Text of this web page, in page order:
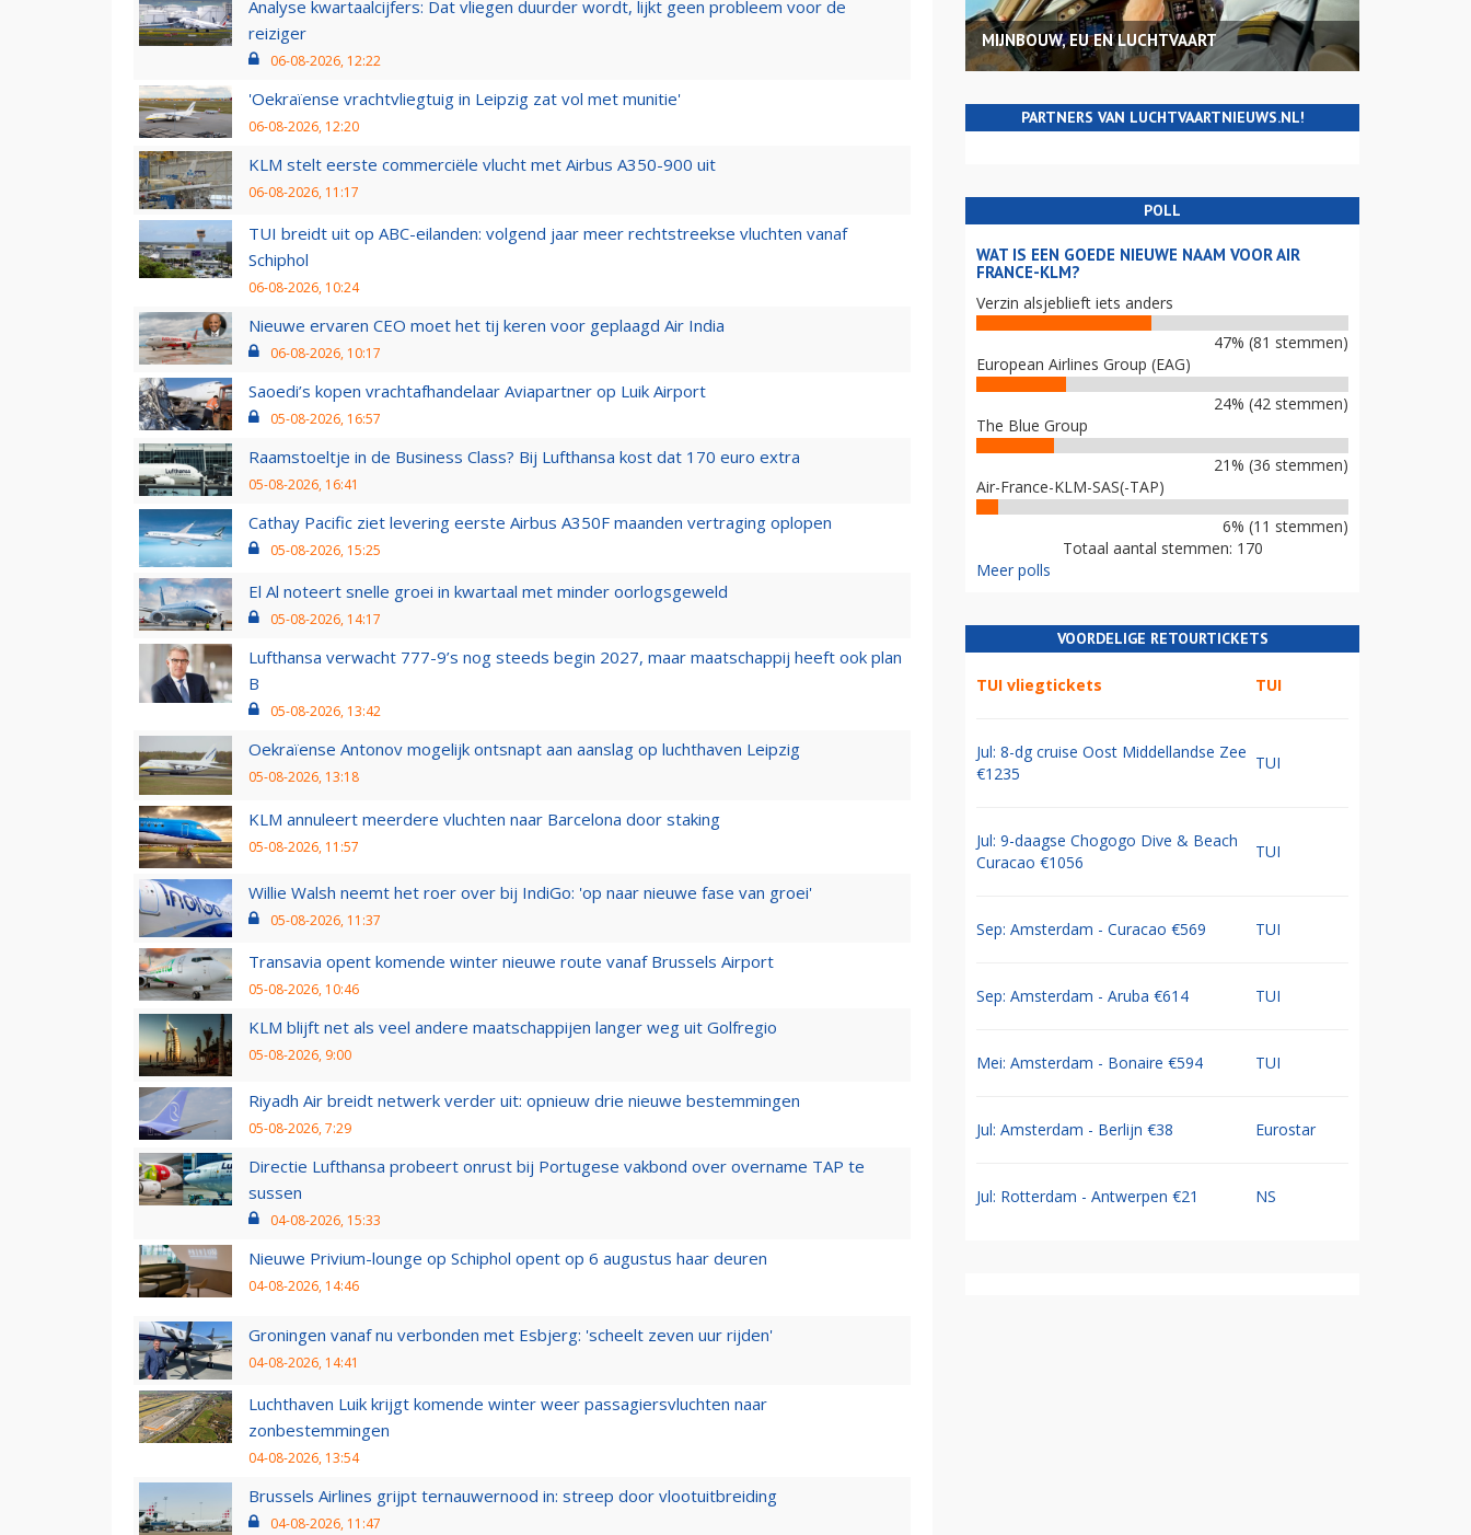
Analyse kwartaalcijfers: Dat vliegen duurder wordt, lijkt geen probleem voor de
reiziger
06-08-2026, 12:22
'Oekraïense vrachtvliegtuig in Leipzig zat vol met munitie'
06-08-2026, 12:20
KLM stelt eerste commerciële vlucht met Airbus A350-900 uit
06-08-2026, 11:17
TUI breidt uit op ABC-eilanden: volgend jaar meer rechtstreekse vluchten vanaf
Schiphol
06-08-2026, 10:24
Nieuwe ervaren CEO moet het tij keren voor geplaagd Air India
06-08-2026, 10:17
Saoedi’s kopen vrachtafhandelaar Aviapartner op Luik Airport
05-08-2026, 16:57
Raamstoeltje in de Business Class? Bij Lufthansa kost dat 170 euro extra
05-08-2026, 16:41
Cathay Pacific ziet levering eerste Airbus A350F maanden vertraging oplopen
05-08-2026, 15:25
El Al noteert snelle groei in kwartaal met minder oorlogsgeweld
05-08-2026, 14:17
Lufthansa verwacht 777-9’s nog steeds begin 2027, maar maatschappij heeft ook plan
B
05-08-2026, 13:42
Oekraïense Antonov mogelijk ontsnapt aan aanslag op luchthaven Leipzig
05-08-2026, 13:18
KLM annuleert meerdere vluchten naar Barcelona door staking
05-08-2026, 11:57
Willie Walsh neemt het roer over bij IndiGo: 'op naar nieuwe fase van groei'
05-08-2026, 11:37
Transavia opent komende winter nieuwe route vanaf Brussels Airport
05-08-2026, 10:46
KLM blijft net als veel andere maatschappijen langer weg uit Golfregio
05-08-2026, 9:00
Riyadh Air breidt netwerk verder uit: opnieuw drie nieuwe bestemmingen
05-08-2026, 7:29
Directie Lufthansa probeert onrust bij Portugese vakbond over overname TAP te
sussen
04-08-2026, 15:33
Nieuwe Privium-lounge op Schiphol opent op 6 augustus haar deuren
04-08-2026, 14:46
Groningen vanaf nu verbonden met Esbjerg: 'scheelt zeven uur rijden'
04-08-2026, 14:41
Luchthaven Luik krijgt komende winter weer passagiersvluchten naar
zonbestemmingen
04-08-2026, 13:54
Brussels Airlines grijpt ternauwernood in: streep door vlootuitbreiding
04-08-2026, 11:47
MIJNBOUW, EU EN LUCHTVAART
PARTNERS VAN LUCHTVAARTNIEUWS.NL!
POLL
WAT IS EEN GOEDE NIEUWE NAAM VOOR AIR
FRANCE-KLM?
Verzin alsjeblieft iets anders
47% (81 stemmen)
European Airlines Group (EAG)
24% (42 stemmen)
The Blue Group
21% (36 stemmen)
Air-France-KLM-SAS(-TAP)
6% (11 stemmen)
Totaal aantal stemmen: 170
Meer polls
VOORDELIGE RETOURTICKETS
TUI vliegtickets TUI
Jul: 8-dg cruise Oost Middellandse Zee
€1235
TUI
Jul: 9-daagse Chogogo Dive & Beach
Curacao €1056
TUI
Sep: Amsterdam - Curacao €569 TUI
Sep: Amsterdam - Aruba €614 TUI
Mei: Amsterdam - Bonaire €594 TUI
Jul: Amsterdam - Berlijn €38 Eurostar
Jul: Rotterdam - Antwerpen €21 NS